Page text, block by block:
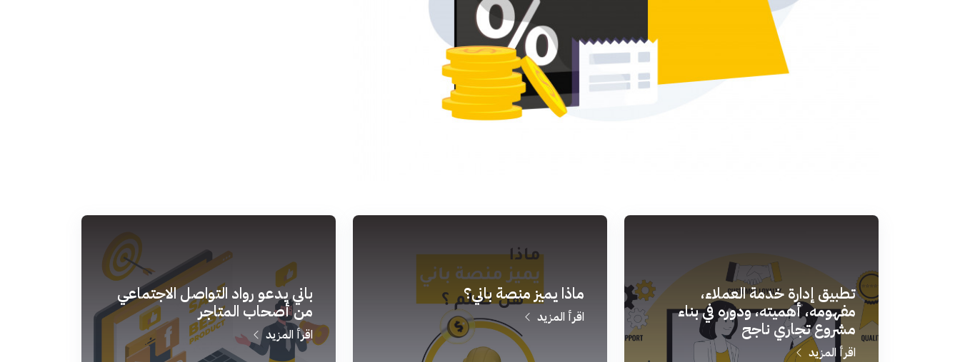
تطبيق إدارة خدمة العملاء،
مفهومه، أهميته، ودوره في بناء
مشروع تجاري ناجح
اقرأ المزيد
ماذا يميز منصة باني؟
اقرأ المزيد
باني يدعو رواد التواصل الاجتماعي
من أصحاب المتاجر
اقرأ المزيد